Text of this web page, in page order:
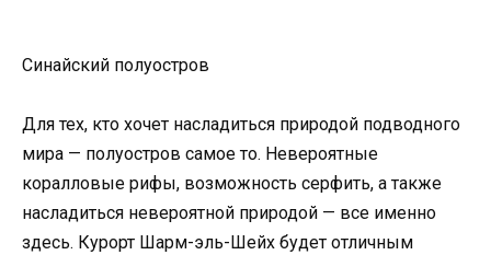
Синайский полуостров
Для тех, кто хочет насладиться природой подводного
мира — полуостров самое то. Невероятные
коралловые рифы, возможность серфить, а также
насладиться невероятной природой — все именно
здесь. Курорт Шарм-эль-Шейх будет отличным